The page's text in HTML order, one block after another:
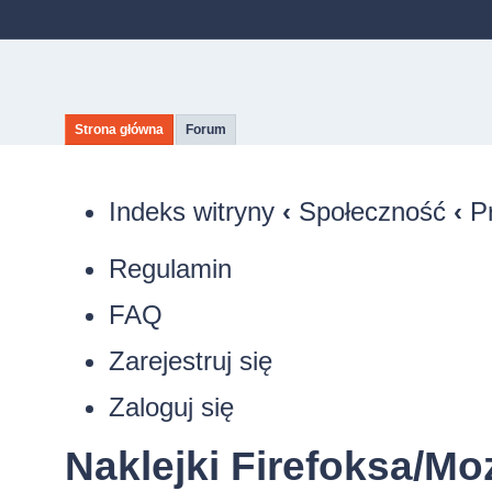
Strona główna Forum
Indeks witryny ‹ Społeczność ‹
Regulamin
FAQ
Zarejestruj się
Zaloguj się
Naklejki Firefoksa/